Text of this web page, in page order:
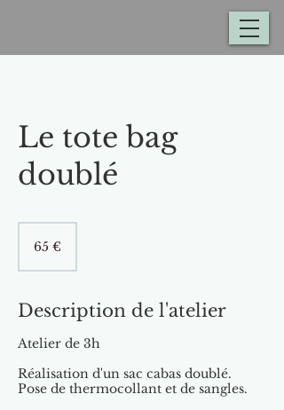
Le tote bag
doublé
65 €
Description de l'atelier
Atelier de 3h
Réalisation d'un sac cabas doublé.
Pose de thermocollant et de sangles.